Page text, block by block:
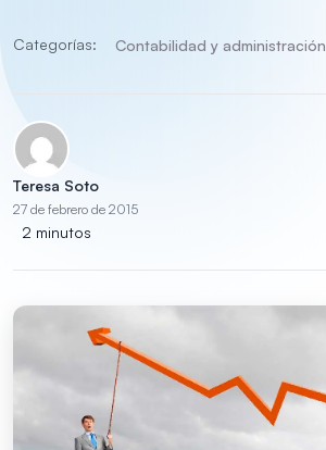
Categorías: Contabilidad y administración
Teresa Soto
27 de febrero de 2015
2 minutos